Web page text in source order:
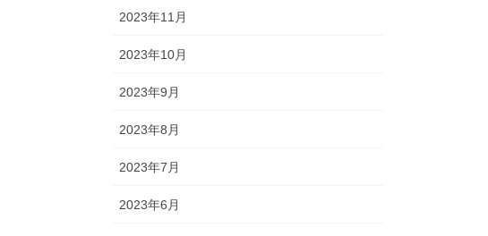
2023年11月
2023年10月
2023年9月
2023年8月
2023年7月
2023年6月